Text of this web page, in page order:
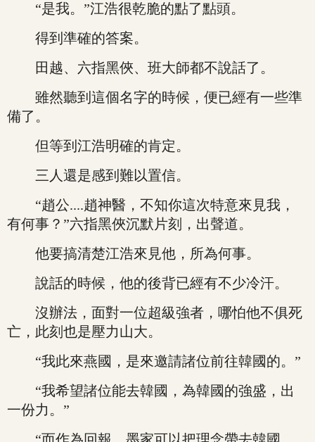
“是我。”江浩很乾脆的點了點頭。
得到準確的答案。
田越、六指黑俠、班大師都不說話了。
雖然聽到這個名字的時候，便已經有一些準
備了。
但等到江浩明確的肯定。
三人還是感到難以置信。
“趙公....趙神醫，不知你這次特意來見我，
有何事？”六指黑俠沉默片刻，出聲道。
他要搞清楚江浩來見他，所為何事。
說話的時候，他的後背已經有不少冷汗。
沒辦法，面對一位超級強者，哪怕他不俱死
亡，此刻也是壓力山大。
“我此來燕國，是來邀請諸位前往韓國的。”
“我希望諸位能去韓國，為韓國的強盛，出
一份力。”